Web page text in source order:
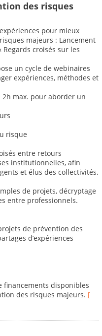
des risques
pour mieux
majeurs : Lancement
Regards croisés sur les
un cycle de webinaires
expériences, méthodes et
2h max. pour aborder un
risque
entre retours
institutionnelles, afin
et élus des collectivités.
de projets, décryptage
entre professionnels.
de prévention des
d’expériences
financements disponibles
des risques majeurs. [